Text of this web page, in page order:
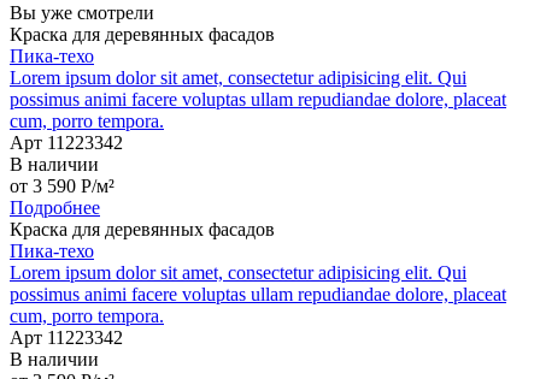
Вы уже смотрели
Краска для деревянных фасадов
Пика-техо
Lorem ipsum dolor sit amet, consectetur adipisicing elit. Qui
possimus animi facere voluptas ullam repudiandae dolore, placeat
cum, porro tempora.
Арт 11223342
В наличии
от 3 590 P/м²
Подробнее
Краска для деревянных фасадов
Пика-техо
Lorem ipsum dolor sit amet, consectetur adipisicing elit. Qui
possimus animi facere voluptas ullam repudiandae dolore, placeat
cum, porro tempora.
Арт 11223342
В наличии